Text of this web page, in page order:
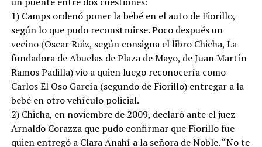
1) Camps ordenó poner la bebé en el auto de Fiorillo,
según lo que pudo reconstruirse. Poco después un
vecino (Oscar Ruiz, según consigna el libro Chicha, La
fundadora de Abuelas de Plaza de Mayo, de Juan Martín
Ramos Padilla) vio a quien luego reconocería como
Carlos El Oso García (segundo de Fiorillo) entregar a la
bebé en otro vehículo policial.
2) Chicha, en noviembre de 2009, declaró ante el juez
Arnaldo Corazza que pudo confirmar que Fiorillo fue
quien entregó a Clara Anahí a la señora de Noble. “No te